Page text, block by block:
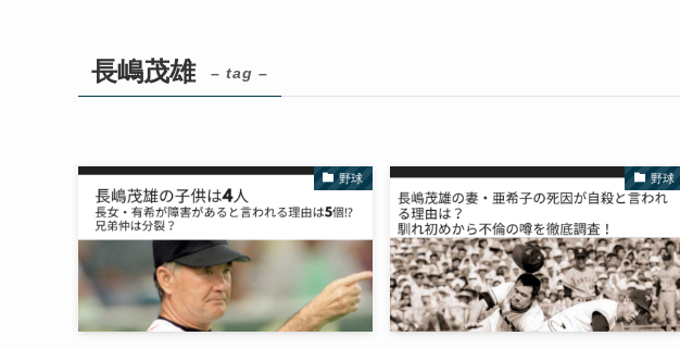
長嶋茂雄 – tag –
野球 野球